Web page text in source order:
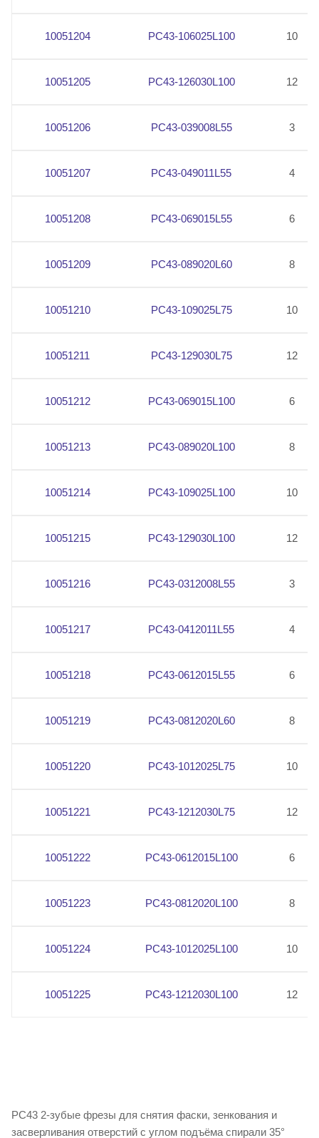
10051204 PC43-106025L100 10
10051205 PC43-126030L100 12
10051206 PC43-039008L55 3
10051207 PC43-049011L55 4
10051208 PC43-069015L55 6
10051209 PC43-089020L60 8
10051210 PC43-109025L75 10
10051211 PC43-129030L75 12
10051212 PC43-069015L100 6
10051213 PC43-089020L100 8
10051214 PC43-109025L100 10
10051215 PC43-129030L100 12
10051216 PC43-0312008L55 3
10051217 PC43-0412011L55 4
10051218 PC43-0612015L55 6
10051219 PC43-0812020L60 8
10051220 PC43-1012025L75 10
10051221 PC43-1212030L75 12
10051222 PC43-0612015L100 6
10051223 PC43-0812020L100 8
10051224 PC43-1012025L100 10
10051225 PC43-1212030L100 12
PC43 2-зубые фрезы для снятия фаски, зенкования и
засверливания отверстий с углом подъёма спирали 35°